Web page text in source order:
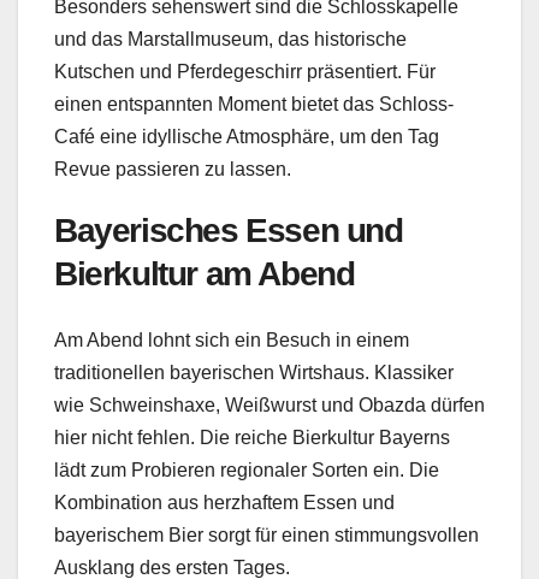
Besonders sehenswert sind die Schlosskapelle
und das Marstallmuseum, das historische
Kutschen und Pferdegeschirr präsentiert. Für
einen entspannten Moment bietet das Schloss-
Café eine idyllische Atmosphäre, um den Tag
Revue passieren zu lassen.
Bayerisches Essen und
Bierkultur am Abend
Am Abend lohnt sich ein Besuch in einem
traditionellen bayerischen Wirtshaus. Klassiker
wie Schweinshaxe, Weißwurst und Obazda dürfen
hier nicht fehlen. Die reiche Bierkultur Bayerns
lädt zum Probieren regionaler Sorten ein. Die
Kombination aus herzhaftem Essen und
bayerischem Bier sorgt für einen stimmungsvollen
Ausklang des ersten Tages.